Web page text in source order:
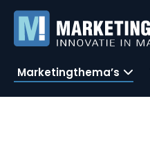
Marketingthema’s